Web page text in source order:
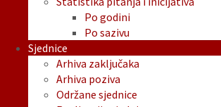
Po godini
Po sazivu
Sjednice
Arhiva zaključaka
Arhiva poziva
Održane sjednice